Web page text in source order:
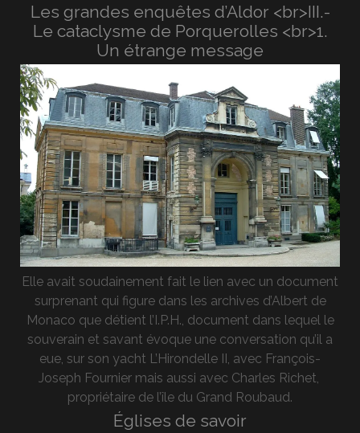
Les grandes enquêtes d’Aldor <br>III.-
Le cataclysme de Porquerolles <br>1.
Un étrange message
Elle avait soudainement fait le lien avec un document
surprenant qui figure dans les archives d’Albert de
Monaco que détient l’I.P.H., document dans lequel le
souverain et savant évoque une conversation qu’il a
eue, sur son yacht L’Hirondelle II, avec François-
Joseph Fournier mais aussi avec Charles Richet,
propriétaire de l’île du Grand Roubaud.
Églises de savoir